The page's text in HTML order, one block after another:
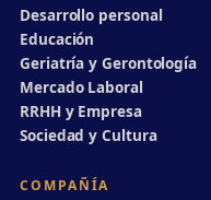
Desarrollo personal
Educación
Geriatría y Gerontología
Mercado Laboral
RRHH y Empresa
Sociedad y Cultura
COMPAÑÍA